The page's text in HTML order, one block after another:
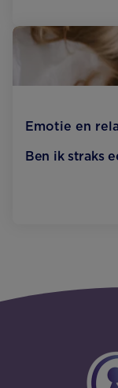
Emotie en
Ben ik straks